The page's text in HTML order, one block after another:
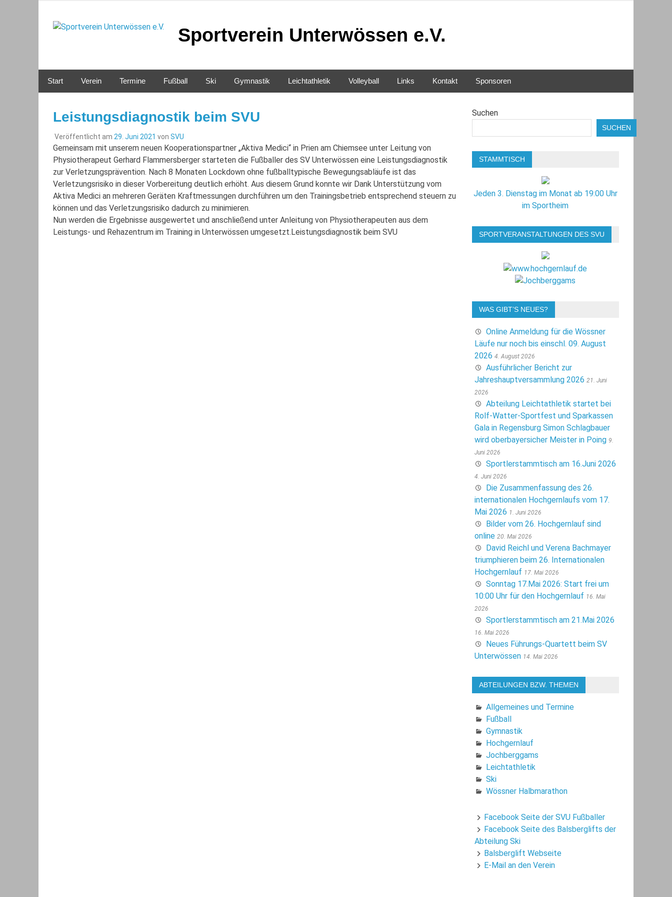
springen
Sportverein Unterwössen e.V.
Start Verein Termine Fußball Ski Gymnastik Leichtathletik Volleyball Links Kontakt Sponsoren
Leistungsdiagnostik beim SVU
Veröffentlicht am 29. Juni 2021 von SVU
Gemeinsam mit unserem neuen Kooperationspartner „Aktiva Medici“ in Prien am Chiemsee unter Leitung von
Physiotherapeut Gerhard Flammersberger starteten die Fußballer des SV Unterwössen eine Leistungsdiagnostik
zur Verletzungsprävention. Nach 8 Monaten Lockdown ohne fußballtypische Bewegungsabläufe ist das
Verletzungsrisiko in dieser Vorbereitung deutlich erhöht. Aus diesem Grund konnte wir Dank Unterstützung vom
Aktiva Medici an mehreren Geräten Kraftmessungen durchführen um den Trainingsbetrieb entsprechend steuern zu
können und das Verletzungsrisiko dadurch zu minimieren.
Nun werden die Ergebnisse ausgewertet und anschließend unter Anleitung von Physiotherapeuten aus dem
Leistungs- und Rehazentrum im Training in Unterwössen umgesetzt.Leistungsdiagnostik beim SVU
Suchen
SUCHEN
STAMMTISCH
Jeden 3. Dienstag im Monat ab 19:00 Uhr
im Sportheim
SPORTVERANSTALTUNGEN DES SVU
WAS GIBT’S NEUES?
Online Anmeldung für die Wössner
Läufe nur noch bis einschl. 09. August
2026 4. August 2026
Ausführlicher Bericht zur
Jahreshauptversammlung 2026 21. Juni
2026
Abteilung Leichtathletik startet bei
Rolf-Watter-Sportfest und Sparkassen
Gala in Regensburg Simon Schlagbauer
wird oberbayersicher Meister in Poing 9.
Juni 2026
Sportlerstammtisch am 16.Juni 2026
4. Juni 2026
Die Zusammenfassung des 26.
internationalen Hochgernlaufs vom 17.
Mai 2026 1. Juni 2026
Bilder vom 26. Hochgernlauf sind
online 20. Mai 2026
David Reichl und Verena Bachmayer
triumphieren beim 26. Internationalen
Hochgernlauf 17. Mai 2026
Sonntag 17.Mai 2026: Start frei um
10:00 Uhr für den Hochgernlauf 16. Mai
2026
Sportlerstammtisch am 21.Mai 2026
16. Mai 2026
Neues Führungs-Quartett beim SV
Unterwössen 14. Mai 2026
ABTEILUNGEN BZW. THEMEN
Allgemeines und Termine
Fußball
Gymnastik
Hochgernlauf
Jochberggams
Leichtathletik
Ski
Wössner Halbmarathon
Facebook Seite der SVU Fußballer
Facebook Seite des Balsberglifts der
Abteilung Ski
Balsberglift Webseite
E-Mail an den Verein